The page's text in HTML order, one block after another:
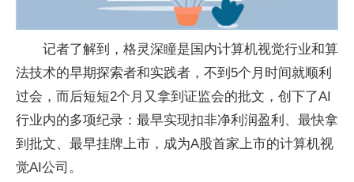
记者了解到，格灵深瞳是国内计算机视觉行业和算
法技术的早期探索者和实践者，不到5个月时间就顺利
过会，而后短短2个月又拿到证监会的批文，创下了AI
行业内的多项纪录：最早实现扣非净利润盈利、最快拿
到批文、最早挂牌上市，成为A股首家上市的计算机视
觉AI公司。